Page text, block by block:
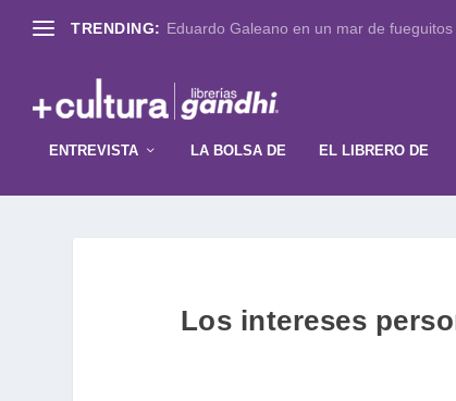
TRENDING: Eduardo Galeano en un mar de fueguitos
ENTREVISTA LA BOLSA DE EL LIBRERO DE
Los intereses